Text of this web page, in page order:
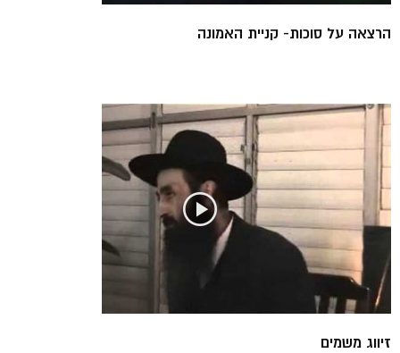
הרצאה על סוכות- קניית האמונה
זיווג משמים